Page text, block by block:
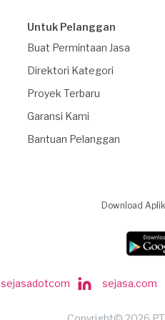
Untuk Pelanggan
Buat Permintaan Jasa
Direktori Kategori
Proyek Terbaru
Garansi Kami
Bantuan Pelanggan
Download
sejasadotcom sejasa.com